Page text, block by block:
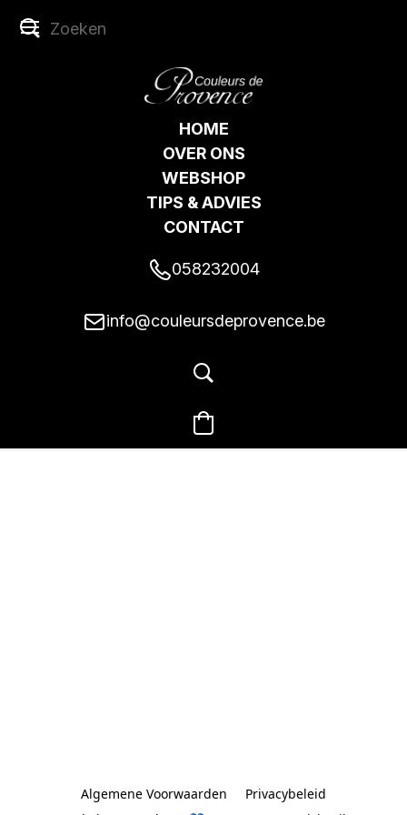
HOME
OVER ONS
WEBSHOP
TIPS & ADVIES
CONTACT
058232004
info@couleursdeprovence.be
Algemene Voorwaarden
Privacybeleid